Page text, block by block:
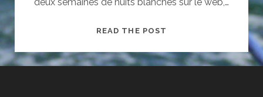
deux semaines de nuits blanches sur le web,…
READ THE POST
COÛTE